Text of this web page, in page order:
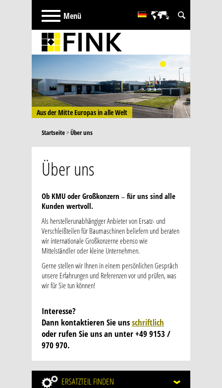
Türkçe
Português
Español
Aus der Mitte Europas in alle Welt
Startseite>Über uns
Über uns
Ob KMU oder Großkonzern – für uns sind alle
Kunden wertvoll.
Als herstellerunabhängiger Anbieter von Ersatz- und
Verschleißteilen für Baumaschinen beliefern und beraten
wir internationale Großkonzerne ebenso wie
Mittelständler oder kleine Unternehmen.
Gerne stellen wir Ihnen in einem persönlichen Gespräch
unsere Erfahrungen und Referenzen vor und prüfen, was
wir für Sie tun können!
Interesse?
Dann kontaktieren Sie unsschriftlich
oder rufen Sie uns an unter +49 9153 /
970 970.
ERSATZTEILFINDEN